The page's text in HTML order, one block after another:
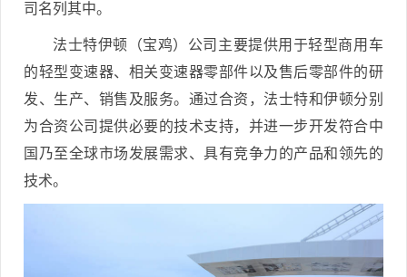
司名列其中。
法士特伊顿（宝鸡）公司主要提供用于轻型商用车
的轻型变速器、相关变速器零部件以及售后零部件的研
发、生产、销售及服务。通过合资，法士特和伊顿分别
为合资公司提供必要的技术支持，并进一步开发符合中
国乃至全球市场发展需求、具有竞争力的产品和领先的
技术。